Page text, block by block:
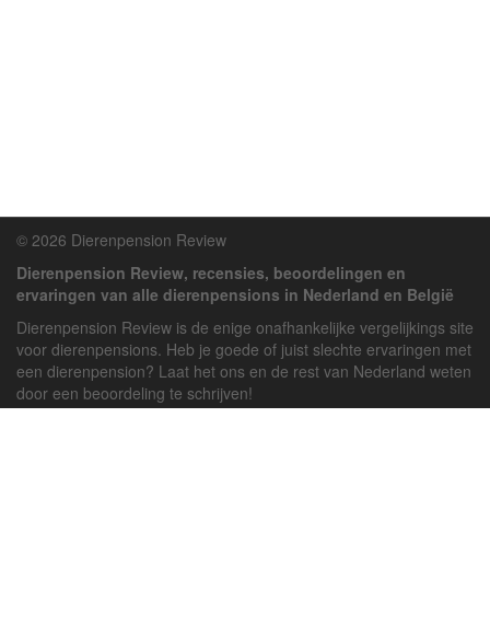
© 2026 Dierenpension Review
Dierenpension Review, recensies, beoordelingen en
ervaringen van alle dierenpensions in Nederland en België
Dierenpension Review is de enige onafhankelijke vergelijkings site
voor dierenpensions. Heb je goede of juist slechte ervaringen met
een dierenpension? Laat het ons en de rest van Nederland weten
door een beoordeling te schrijven!